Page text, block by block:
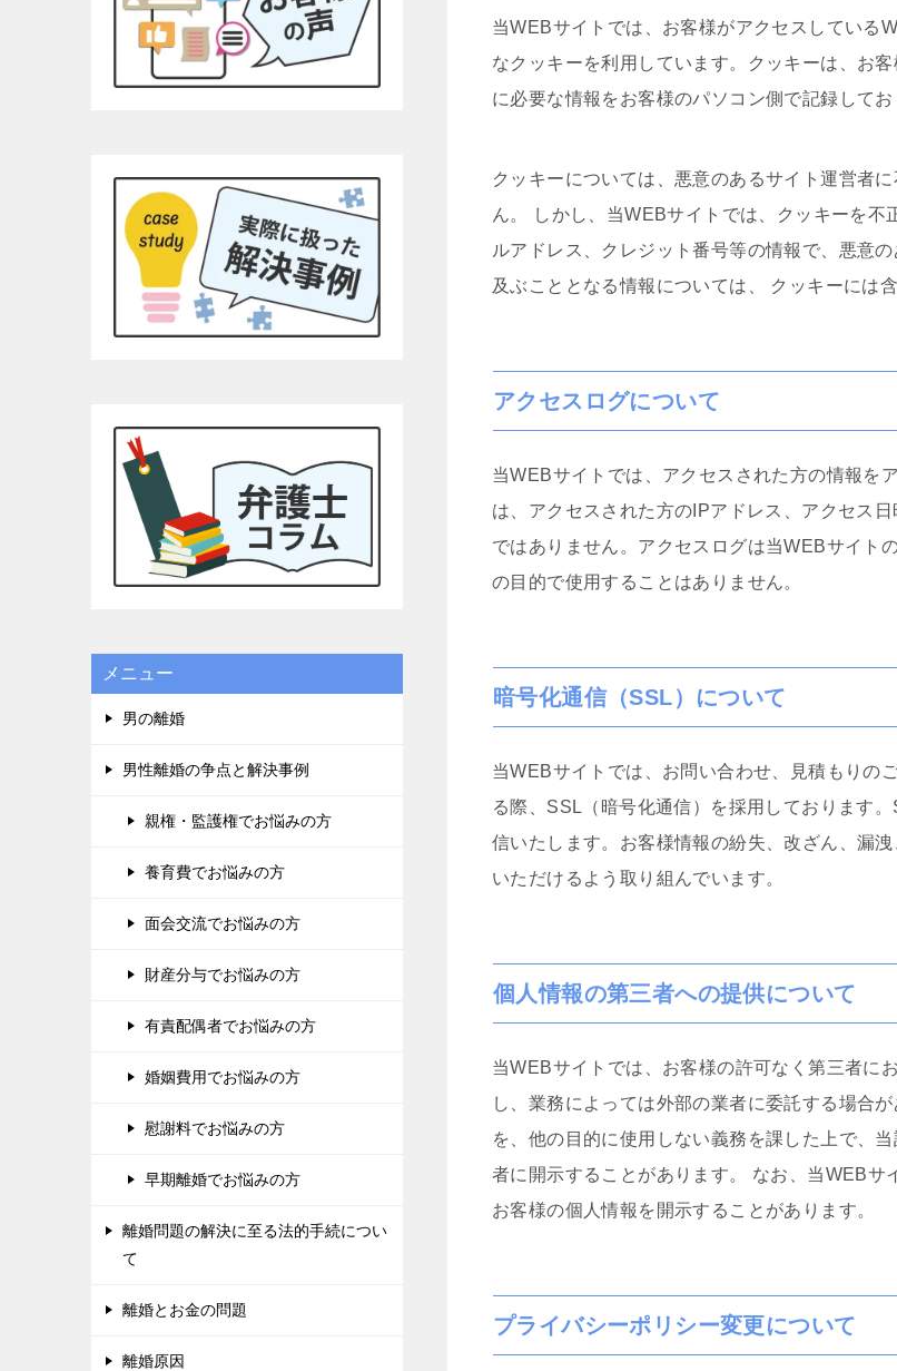
当WEBサイトでは、お客様がアクセスしている
なクッキーを利用しています。クッキーは、お
に必要な情報をお客様のパソコン側で記録してお
クッキーについては、悪意のあるサイト運営者
ん。 しかし、当WEBサイトでは、クッキーを
ルアドレス、クレジット番号等の情報で、悪意
及ぶこととなる情報については、 クッキーには
アクセスログについて
当WEBサイトでは、アクセスされた方の情報を
は、アクセスされた方のIPアドレス、アクセス
ではありません。アクセスログは当WEBサイト
の目的で使用することはありません。
暗号化通信（SSL）について
当WEBサイトでは、お問い合わせ、見積もりの
る際、SSL（暗号化通信）を採用しております
信いたします。お客様情報の紛失、改ざん、漏
いただけるよう取り組んでいます。
個人情報の第三者への提供について
当WEBサイトでは、お客様の許可なく第三者に
し、業務によっては外部の業者に委託する場合
を、他の目的に使用しない義務を課した上で、
者に開示することがあります。 なお、当WEBサ
お客様の個人情報を開示することがあります。
プライバシーポリシー変更について
す！！そして、夫の不倫、不定行
為については、証拠のハードルが
YouTubeで｢ダンベルHERO｣を見
と、弁護士の力量によると思いま
まとめ持参していくと有効かつ便
利です。チャットGPやGemini使
埼玉県民であれば、アデ○ーレさん
拠、何を争いたいかを明確にし、
自分でも勉強する必要はありま
す。弁護士に丸投げはできないで
に良かったです。子供の為にハー
ドルが高いと断念せず、精神、不
貞、金銭、仕事の為に泣き寝入
り、子供の親権だけなど思わず、
一度相談をするべきです。人生は
一度きりです。丁か半かの勝負に
他の弁護士事務所もいくつか当た
りましたが、コネがない方は探す
テクニックが必要なので、事務所
せて頂きました。皆様の参考にな
れば幸いです。よければGood ボ
タンを押して上にあげてもらっ
て、沢山の女性に見てもらいたい
です。宜しくお願い致します。
メニュー
男の離婚
男性離婚の争点と解決事例
親権・監護権でお悩みの方
養育費でお悩みの方
面会交流でお悩みの方
財産分与でお悩みの方
有責配偶者でお悩みの方
婚姻費用でお悩みの方
慰謝料でお悩みの方
早期離婚でお悩みの方
離婚問題の解決に至る法的手続につい
て
離婚とお金の問題
離婚原因